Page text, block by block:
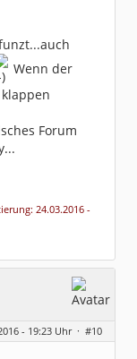
Wenn der
Forum
24.03.2016 -
- 19:23 Uhr · #10